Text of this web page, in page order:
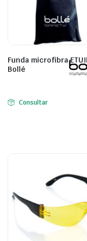
Funda microfibra
Bollé
Consultar